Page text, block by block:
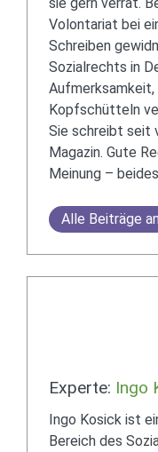
Volontariat bei
Schreiben
Sozialrechts in
Aufmerksamkeit,
Kopfschütteln
Sie schreibt seit
Magazin. Gute
Meinung –
Alle Beiträge
Experte: Ingo
Ingo Kosick ist
Bereich des